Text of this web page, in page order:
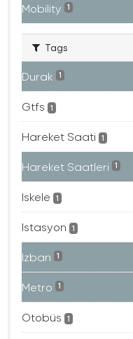
Mobility 1
Tags
Durak 1
Gtfs 1
Hareket Saati 1
Hareket Saatleri 1
Iskele 1
Istasyon 1
Izban 1
Metro 1
Otobüs 1